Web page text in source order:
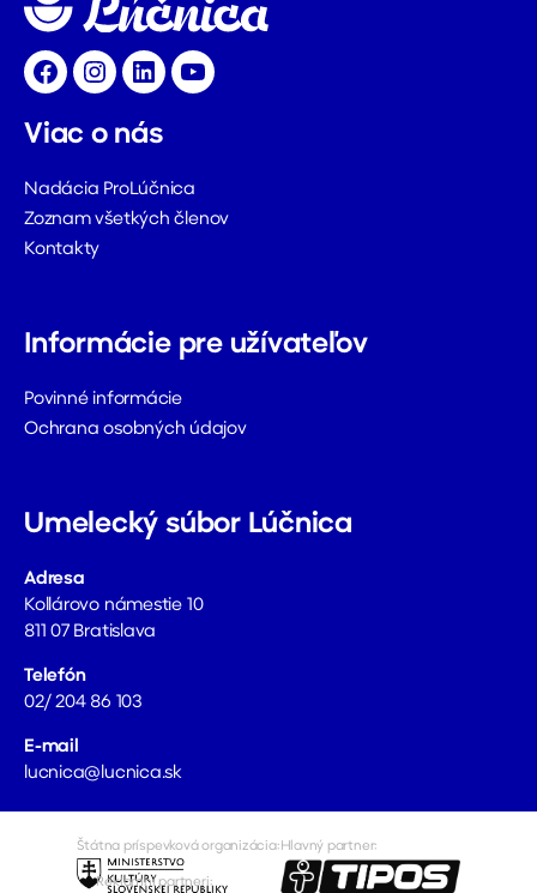
FacebookInstagramLinkedInYouTube
Viac o nás
Nadácia ProLúčnica
Zoznam všetkých členov
Kontakty
Informácie pre užívateľov
Povinné informácie
Ochrana osobných údajov
Umelecký súbor Lúčnica
Adresa
Kollárovo námestie 10
811 07 Bratislava
Telefón
02/ 204 86 103
E-mail
lucnica@lucnica.sk
Štátna príspevková organizácia: Hlavný partner:
Reklamní partneri: